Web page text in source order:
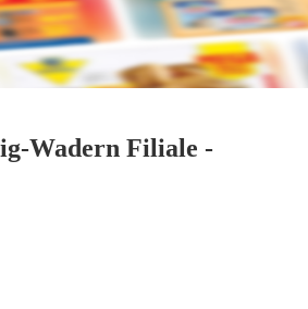
Wadern Filiale -